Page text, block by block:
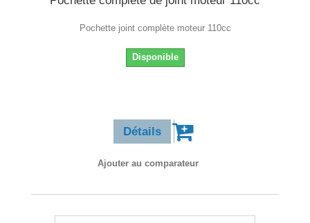
Pochette joint complète moteur 110cc
Disponible
Détails
Ajouter au comparateur